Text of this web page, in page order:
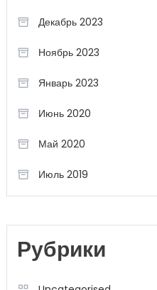
Декабрь 2023
Ноябрь 2023
Январь 2023
Июнь 2020
Май 2020
Июль 2019
Рубрики